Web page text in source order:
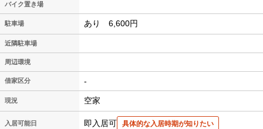
バイク置き場
駐車場 あり 6,600円
近隣駐車場
周辺環境
借家区分 -
現況 空家
入居可能日 即入居可 具体的な入居時期が知りたい